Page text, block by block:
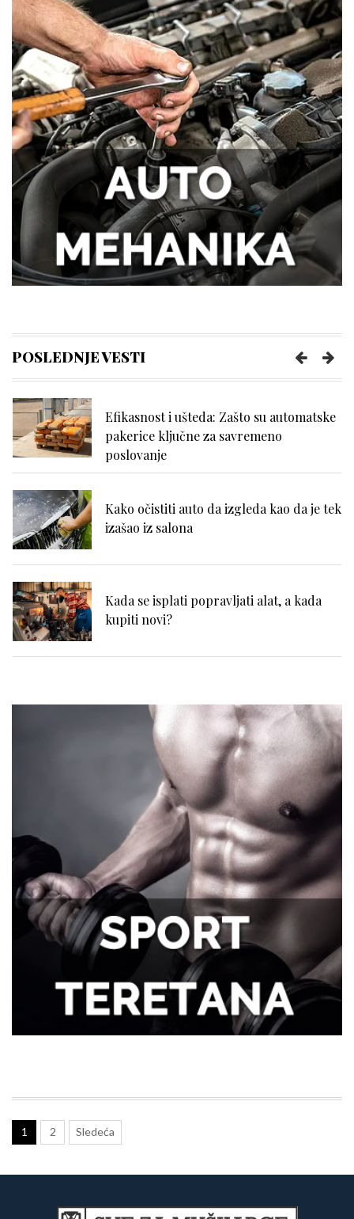
POSLEDNJE VESTI
Tegobe sa sinusima koje muškarci
najčešće trpe bez odlaska kod lekara
Kako kancelarija postaje mesto
efikasnosti i mentalne jasnoće?
Efikasnost i ušteda: Zašto su automatske
pakerice ključne za savremeno
poslovanje
Kako očistiti auto da izgleda kao da je tek
izašao iz salona
Kada se isplati popravljati alat, a kada
kupiti novi?
potcenjuju?
Zdravlje zuba i samopouzdanje: Zašto je
osmeh ključan za svakog muškarca
Tegobe sa sinusima koje muškarci
najčešće trpe bez odlaska kod lekara
Kako kancelarija postaje mesto
efikasnosti i mentalne jasnoće?
1 2 Sledeća